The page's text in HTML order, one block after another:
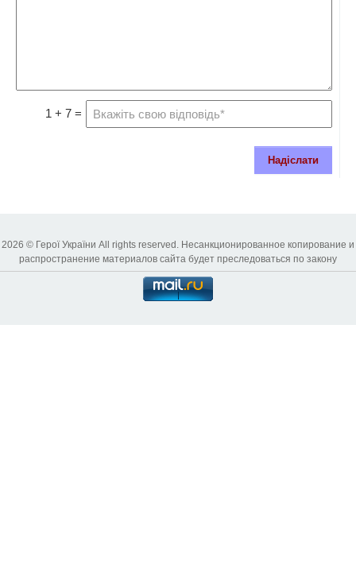
1 + 7 =
Надіслати
2026 © Герої України All rights reserved. Несанкционированное копирование и
распространение материалов сайта будет преследоваться по закону